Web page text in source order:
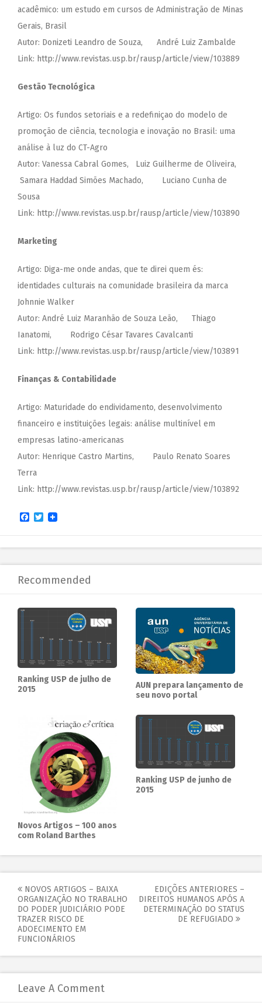
acadêmico: um estudo em cursos de Administração de Minas
Gerais, Brasil
Autor: Donizeti Leandro de Souza, André Luiz Zambalde
Link: http://www.revistas.usp.br/rausp/article/view/103889
Gestão Tecnológica
Artigo: Os fundos setoriais e a redefiniçao do modelo de
promoção de ciência, tecnologia e inovação no Brasil: uma
análise à luz do CT-Agro
Autor: Vanessa Cabral Gomes, Luiz Guilherme de Oliveira,
Samara Haddad Simões Machado, Luciano Cunha de
Sousa
Link: http://www.revistas.usp.br/rausp/article/view/103890
Marketing
Artigo: Diga-me onde andas, que te direi quem és:
identidades culturais na comunidade brasileira da marca
Johnnie Walker
Autor: André Luiz Maranhão de Souza Leão, Thiago
Ianatomi, Rodrigo César Tavares Cavalcanti
Link: http://www.revistas.usp.br/rausp/article/view/103891
Finanças & Contabilidade
Artigo: Maturidade do endividamento, desenvolvimento
financeiro e instituições legais: análise multinível em
empresas latino-americanas
Autor: Henrique Castro Martins, Paulo Renato Soares
Terra
Link: http://www.revistas.usp.br/rausp/article/view/103892
Facebook
Twitter
Recommended
Ranking USP de julho de
2015
AUN prepara lançamento de
seu novo portal
Novos Artigos – 100 anos
com Roland Barthes
Ranking USP de junho de
2015
NOVOS ARTIGOS – BAIXA
ORGANIZAÇÃO NO TRABALHO
DO PODER JUDICIÁRIO PODE
TRAZER RISCO DE
ADOECIMENTO EM
FUNCIONÁRIOS
EDIÇÕES ANTERIORES –
DIREITOS HUMANOS APÓS A
DETERMINAÇÃO DO STATUS
DE REFUGIADO
Leave A Comment